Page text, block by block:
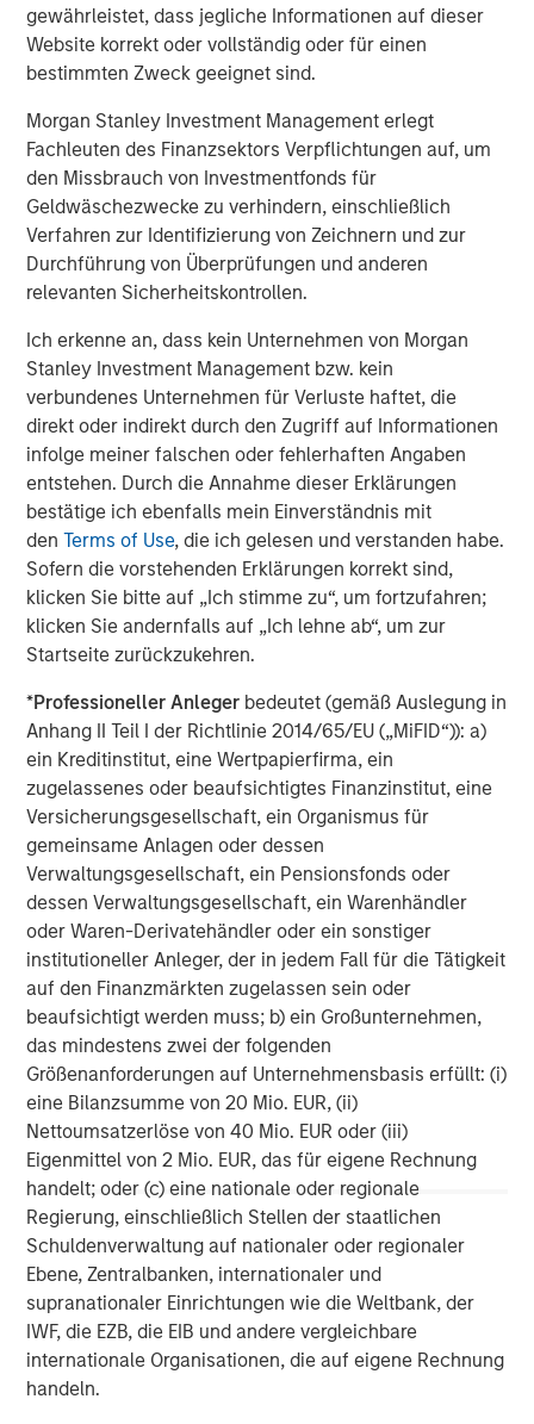
gewährleistet, dass jegliche Informationen auf dieser
Website korrekt oder vollständig oder für einen
bestimmten Zweck geeignet sind.
Morgan Stanley Investment Management erlegt
Fachleuten des Finanzsektors Verpflichtungen auf, um
den Missbrauch von Investmentfonds für
Geldwäschezwecke zu verhindern, einschließlich
Verfahren zur Identifizierung von Zeichnern und zur
Durchführung von Überprüfungen und anderen
relevanten Sicherheitskontrollen.
Ich erkenne an, dass kein Unternehmen von Morgan
Stanley Investment Management bzw. kein
verbundenes Unternehmen für Verluste haftet, die
direkt oder indirekt durch den Zugriff auf Informationen
infolge meiner falschen oder fehlerhaften Angaben
entstehen. Durch die Annahme dieser Erklärungen
bestätige ich ebenfalls mein Einverständnis mit
denTerms of Use, die ich gelesen und verstanden habe.
Sofern die vorstehenden Erklärungen korrekt sind,
klicken Sie bitte auf „Ich stimme zu“, um fortzufahren;
klicken Sie andernfalls auf „Ich lehne ab“, um zur
Startseite zurückzukehren.
*Professioneller Anleger bedeutet (gemäß Auslegung in
Anhang II Teil I der Richtlinie 2014/65/EU („MiFID“)): a)
ein Kreditinstitut, eine Wertpapierfirma, ein
zugelassenes oder beaufsichtigtes Finanzinstitut, eine
Versicherungsgesellschaft, ein Organismus für
gemeinsame Anlagen oder dessen
Verwaltungsgesellschaft, ein Pensionsfonds oder
dessen Verwaltungsgesellschaft, ein Warenhändler
oder Waren-Derivatehändler oder ein sonstiger
institutioneller Anleger, der in jedem Fall für die Tätigkeit
auf den Finanzmärkten zugelassen sein oder
beaufsichtigt werden muss; b) ein Großunternehmen,
das mindestens zwei der folgenden
Größenanforderungen auf Unternehmensbasis erfüllt: (i)
eine Bilanzsumme von 20 Mio. EUR, (ii)
Nettoumsatzerlöse von 40 Mio. EUR oder (iii)
Eigenmittel von 2 Mio. EUR, das für eigene Rechnung
handelt; oder (c) eine nationale oder regionale
Regierung, einschließlich Stellen der staatlichen
Schuldenverwaltung auf nationaler oder regionaler
Ebene, Zentralbanken, internationaler und
supranationaler Einrichtungen wie die Weltbank, der
IWF, die EZB, die EIB und andere vergleichbare
internationale Organisationen, die auf eigene Rechnung
handeln.
Headquartered in Houston, Texas, Durango Midstream is
a leading natural gas gathering, processing, and
marketing company providing world-class midstream
Kansas. For further information about Durango
Midstream, please contactinfo@durangomidstream.com
About Morgan Stanley Energy Partners
Morgan Stanley Energy Partners, the energy-focused
private equity business of Morgan Stanley Investment
Management, is a leading energy private equity platform
that makes privately negotiated equity and equity-related
investments in energy companies located primarily in
North America. Morgan Stanley Energy Partners pursues
a differentiated investment strategy, focused on the
buyout and build-up of strategically attractive,
established energy businesses across the energy value
chain in partnership with world-class management
teams. For further information about Morgan Stanley
Energy Partners, please visit
www.morganstanley.com/im/energypartners.
About Morgan Stanley Investment Management
its investment advisory affiliates, has more than 600
investment professionals around the world and $447
billion in assets under management or supervision as of
September 30, 2017. Morgan Stanley Investment
Management strives to provide outstanding long-term
investment performance, service, and a comprehensive
suite of investment management solutions to a diverse
client base, which includes governments, institutions,
corporations, and individuals worldwide. For further
information about Morgan Stanley Investment
Management, please visitwww.morganstanley.com/im
About Morgan Stanley
Morgan Stanley (NYSE: MS) is a leading global financial
services firm providing investment banking, securities,
wealth management and investment management
services. With offices in more than 42 countries, the
Firm's employees serve clients worldwide including
corporations, governments, institutions and individuals.
For more information about Morgan Stanley, please visit
www.morganstanley.com.
Media Relations: Lauren Bellmare, 212.761.5303
Morgan Stanley Energy Partners